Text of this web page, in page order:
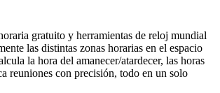
gratuito y herramientas de reloj mundial
las distintas zonas horarias en el espacio
la hora del amanecer/atardecer, las horas
reuniones con precisión, todo en un solo